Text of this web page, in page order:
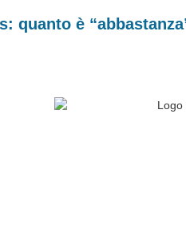
quanto è